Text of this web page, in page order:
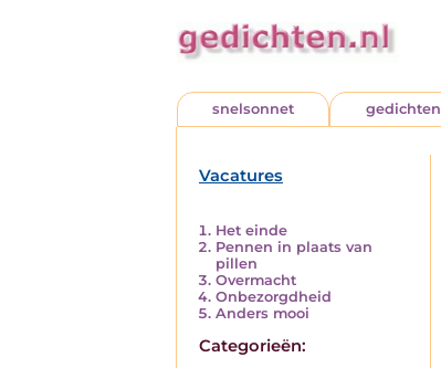
snelsonnet gedichten
Vacatures
Het einde
Pennen in plaats van
pillen
Overmacht
Onbezorgdheid
Anders mooi
Categorieën: